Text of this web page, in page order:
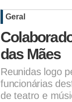
Geral
das Mães
Reunidas logo
funcionárias
de teatro e